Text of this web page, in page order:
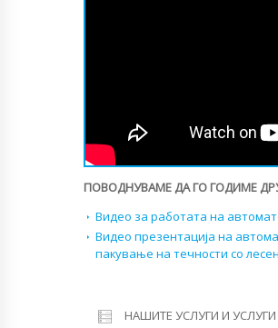
ПОВОДНУВАМЕ ДА ГО ГОДИМЕ
Видео за работата на
Видео презентација на
пакување на течности со
НАШИТЕ УСЛУГИ И